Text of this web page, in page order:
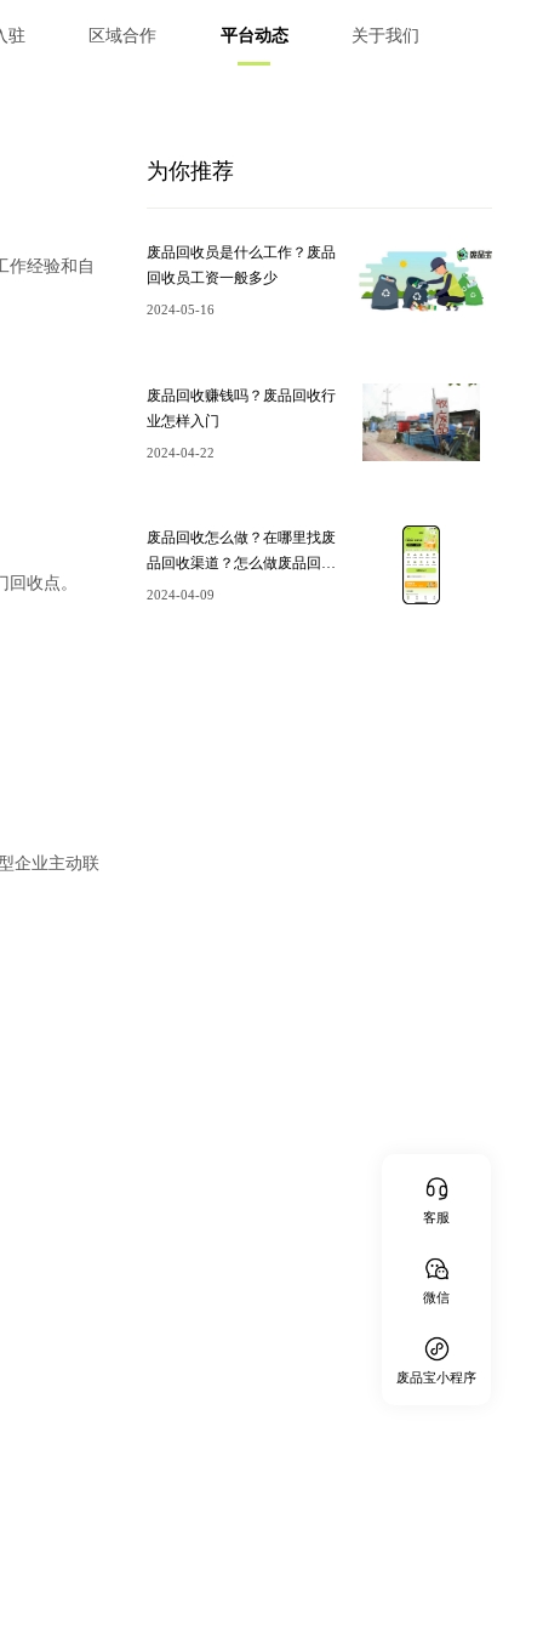
驻 区域合作 平台动态 关于我们
作经验和自
收点。
企业主动联
为你推荐
废品回收员是什么工作？废品
回收员工资一般多少
2024-05-16
废品回收赚钱吗？废品回收行
业怎样入门
2024-04-22
废品回收怎么做？在哪里找废
品回收渠道？怎么做废品回收
代理？
2024-04-09
客服
微信
废品宝小程序